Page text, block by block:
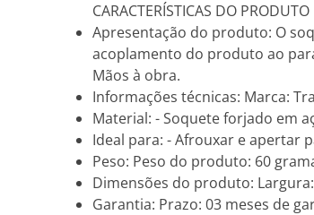
CARACTERÍSTICAS DO PRODUTO
Apresentação do produto: O
acoplamento do produto ao
Mãos à obra.
Informações técnicas: Marca:
Material: - Soquete forjado em
Ideal para: - Afrouxar e apertar
Peso: Peso do produto: 60
Dimensões do produto:
Garantia: Prazo: 03 meses de